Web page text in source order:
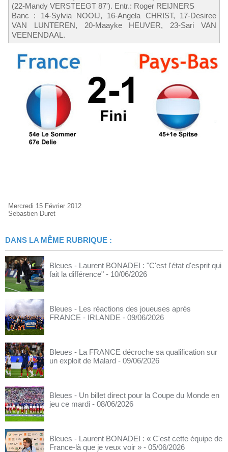
(22-Mandy VERSTEEGT 87'). Entr.: Roger REIJNERS
Banc : 14-Sylvia NOOIJ, 16-Angela CHRIST, 17-Desiree
VAN LUNTEREN, 20-Maayke HEUVER, 23-Sari VAN
VEENENDAAL.
Mercredi 15 Février 2012
Sebastien Duret
DANS LA MÊME RUBRIQUE :
Bleues - Laurent BONADEI : "C'est l'état d'esprit qui
fait la différence" - 10/06/2026
Bleues - Les réactions des joueuses après
FRANCE - IRLANDE - 09/06/2026
Bleues - La FRANCE décroche sa qualification sur
un exploit de Malard - 09/06/2026
Bleues - Un billet direct pour la Coupe du Monde en
jeu ce mardi - 08/06/2026
Bleues - Laurent BONADEI : « C'est cette équipe de
France-là que je veux voir » - 05/06/2026